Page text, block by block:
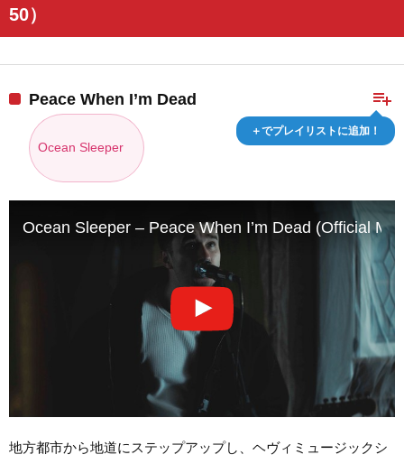
50）
playlist_add
＋でプレイリストに追加！
Peace When I’m Dead
Ocean Sleeper
Ocean Sleeper – Peace When I’m Dead (Official
地方都市から地道にステップアップし、ヘヴィミュージックシ